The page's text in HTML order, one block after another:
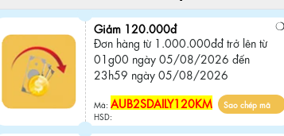
Giảm 120.000đ
Đơn hàng từ 1.000.000đđ trở lên từ
01g00 ngày 05/08/2026 đến
23h59 ngày 05/08/2026
Mã:AUB2SDAILY120KM
HSD:
Sao chép mã